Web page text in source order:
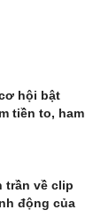
hội bật
tiền to, ham
trần về clip
động của